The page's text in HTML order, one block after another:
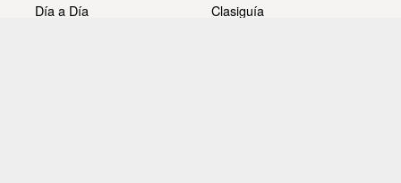
Día a Día
Clasiguía